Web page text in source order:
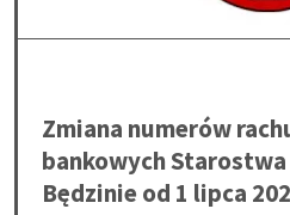
Zmiana numerów
bankowych
Będzinie od 1 lipca